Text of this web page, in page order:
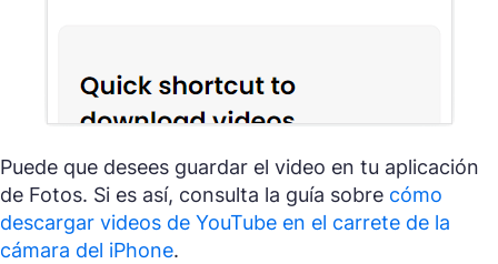
Puede que desees guardar el video en tu aplicación
de Fotos. Si es así, consulta la guía sobre cómo
descargar videos de YouTube en el carrete de la
cámara del iPhone.